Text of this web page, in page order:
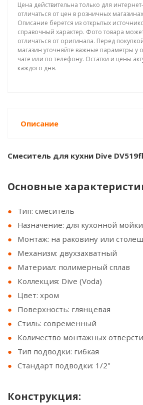
Цена действительна только для
отличаться от цен в розничных
Описание берется из открытых
справочный характер. Фото товара
отличаться от оригинала. Перед
магазин уточняйте важные параметры у
чате или по телефону. Остатки и цены
каждого дня.
Описание
Смеситель для кухни Dive
Основные
Тип: смеситель
Назначение: для кухонной мойки
Монтаж: на раковину или
Механизм: двухзахватный
Материал: полимерный сплав
Коллекция: Dive (Voda)
Цвет: хром
Поверхность: глянцевая
Стиль: современный
Количество монтажных
Тип подводки: гибкая
Стандарт подводки: 1/2"
Конструкция: